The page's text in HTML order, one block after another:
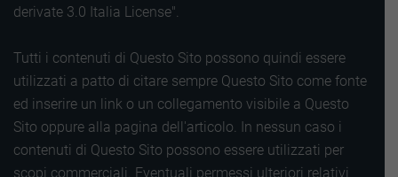
derivate 3.0 Italia License".
Tutti i contenuti di Questo Sito possono quindi essere
utilizzati a patto di citare sempre Questo Sito come fonte
ed inserire un link o un collegamento visibile a Questo
Sito oppure alla pagina dell'articolo. In nessun caso i
contenuti di Questo Sito possono essere utilizzati per
scopi commerciali. Eventuali permessi ulteriori relativi